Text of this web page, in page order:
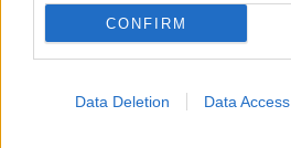
CONFIRM
Data Deletion Data Access